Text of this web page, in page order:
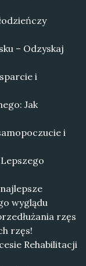
– Odzyskaj
i
Jak
i
wyglądu
rzęs
rzęs!
Rehabilitacji